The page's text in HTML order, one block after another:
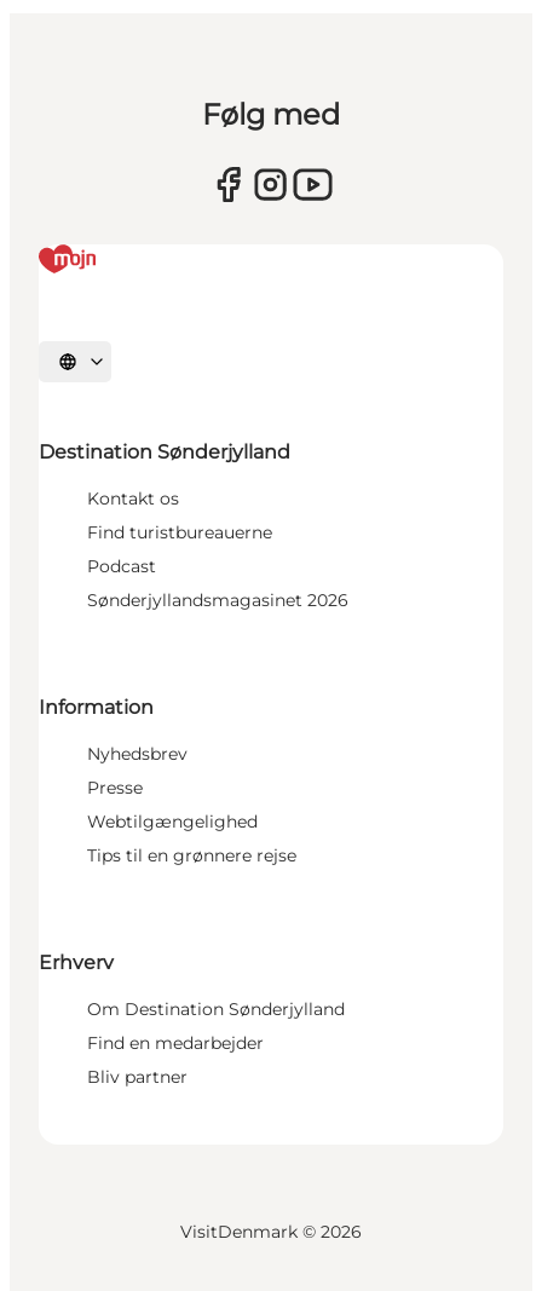
Følg med
Vælg sprog
Destination Sønderjylland
Kontakt os
Find turistbureauerne
Podcast
Sønderjyllandsmagasinet 2026
Information
Nyhedsbrev
Presse
Webtilgængelighed
Tips til en grønnere rejse
Erhverv
Om Destination Sønderjylland
Find en medarbejder
Bliv partner
VisitDenmark © 2026